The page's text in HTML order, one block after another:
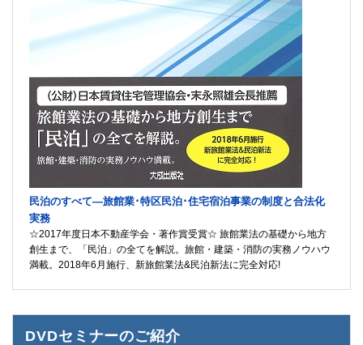
民泊のすべて―旅館業･特区民泊･住宅宿泊事業の制度と合法化
実務
☆2017年度日本不動産学会・著作賞受賞☆ 旅館業法の基礎から地方
創生まで、「民泊」の全てを解説。旅館・建築・消防の実務ノウハウ
満載。2018年6月施行、新旅館業法&民泊新法に完全対応!
DVDセミナーのご紹介